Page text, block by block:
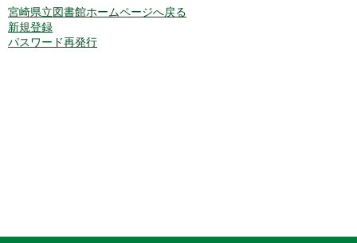
宮崎県立図書館ホームページへ戻る
新規登録
パスワード再発行